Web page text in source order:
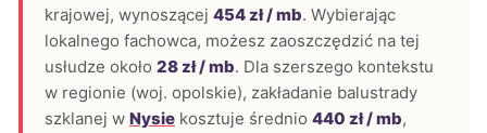
krajowej, wynoszącej 454 zł / mb. Wybierając
lokalnego fachowca, możesz zaoszczędzić na tej
usłudze około 28 zł / mb. Dla szerszego kontekstu
w regionie (woj. opolskie), zakładanie balustrady
szklanej w Nysie kosztuje średnio 440 zł / mb,